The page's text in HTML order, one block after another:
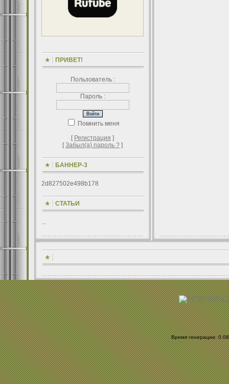
ПРИВЕТ!
Пользователь :
Пароль :
Помнить меня
[ Регистрация ]
[Забыл(а) пароль ? ]
БАННЕР-3
2d827502e498b178
СТАТЬИ
...
Время генерации: